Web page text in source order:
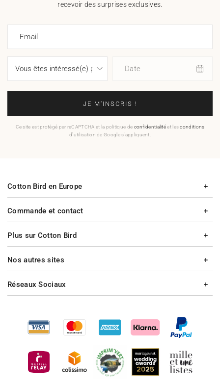
recevoir des surprises exclusives.
Email
Date
JE M'INSCRIS !
Ce site est protégé par reCAPTCHA et la politique de confidentialitéet lesconditions
d'utilisation de Google s'appliquent.
Commande et contact
Plus sur Cotton Bird
Cotton Bird en Europe
Nos autres sites
Réseaux Sociaux